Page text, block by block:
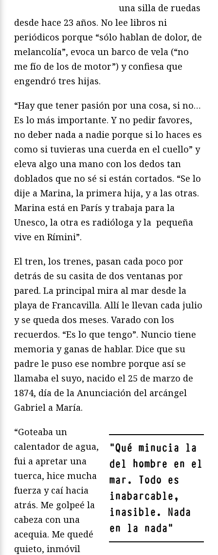
una silla de ruedas
desde hace 23 años. No lee libros ni
periódicos porque “sólo hablan de dolor, de
melancolía”, evoca un barco de vela (“no
me fío de los de motor”) y confiesa que
engendró tres hijas.
“Hay que tener pasión por una cosa, si no…
Es lo más importante. Y no pedir favores,
no deber nada a nadie porque si lo haces es
como si tuvieras una cuerda en el cuello” y
eleva algo una mano con los dedos tan
doblados que no sé si están cortados. “Se lo
dije a Marina, la primera hija, y a las otras.
Marina está en París y trabaja para la
Unesco, la otra es radióloga y la pequeña
vive en Rímini”.
El tren, los trenes, pasan cada poco por
detrás de su casita de dos ventanas por
pared. La principal mira al mar desde la
playa de Francavilla. Allí le llevan cada julio
y se queda dos meses. Varado con los
recuerdos. “Es lo que tengo”. Nuncio tiene
memoria y ganas de hablar. Dice que su
padre le puso ese nombre porque así se
llamaba el suyo, nacido el 25 de marzo de
1874, día de la Anunciación del arcángel
Gabriel a María.
"Qué minucia la
del hombre en el
mar. Todo es
inabarcable,
inasible. Nada
en la nada"
“Goteaba un
calentador de agua,
fui a apretar una
tuerca, hice mucha
fuerza y caí hacia
atrás. Me golpeé la
cabeza con una
acequia. Me quedé
quieto, inmóvil